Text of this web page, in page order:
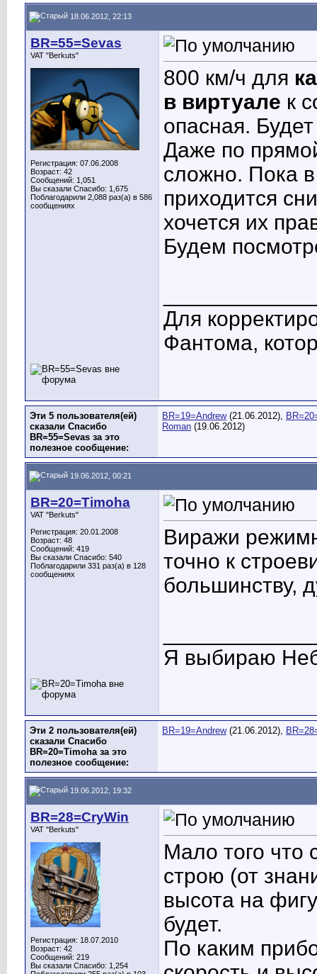
18.06.2012, 22:13
BR=55=Sevas
VAT "Berkuts"
Регистрация: 07.06.2008
Возраст: 42
Сообщений: 1,051
Вы сказали Спасибо: 1,675
Поблагодарили 2,088 раз(а) в 586
сообщениях
800 км/ч для
в виртуале к
опасная.
Даже по
сложно. Пока
приходится
хочется их
Будем
Для
Фантома,
Эти 5 пользователя(ей)
сказали Спасибо
BR=55=Sevas за это
полезное сообщение:
BR=19=Andrew(21.06.2012),
Roman (19.06.2012)
19.06.2012, 00:21
BR=20=Timoha
VAT "Berkuts"
Регистрация: 20.01.2008
Возраст: 48
Сообщений: 419
Вы сказали Спасибо: 540
Поблагодарили 331 раз(а) в 128
сообщениях
Виражи
точно к
большинству,
Я выбираю
Эти 2 пользователя(ей)
сказали Спасибо
BR=20=Timoha за это
полезное сообщение:
BR=19=Andrew(21.06.2012),
19.06.2012, 19:32
BR=28=CryWin
VAT "Berkuts"
Регистрация: 18.07.2010
Возраст: 42
Сообщений: 219
Вы сказали Спасибо: 1,254
Мало того что
строю (от
высота на
будет.
По каким